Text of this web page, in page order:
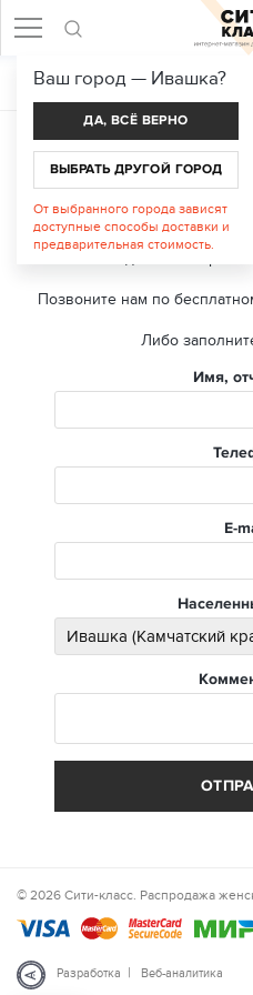
ЖЕНСКАЯ ОБУВЬ МУЖСКАЯ ОБУВЬ
Доставка вИвашка
В настоящий момент в вашем
точки выдачи заказа.
класс», мы подберем для
доставки и
Позвоните нам по
Либо
Имя,
E-
© 2026 Сити-класс. Распродажа
Разработка | Веб-аналитика
Ваш город — Ивашка?
ДА, ВСЁ ВЕРНО
ВЫБРАТЬ ДРУГОЙ ГОРОД
От выбранного города зависят
доступные способы доставки и
предварительная стоимость.